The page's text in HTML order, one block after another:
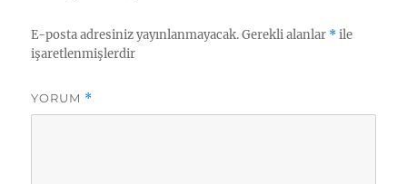
E-posta adresiniz yayınlanmayacak. Gerekli alanlar *ile
işaretlenmişlerdir
YORUM *